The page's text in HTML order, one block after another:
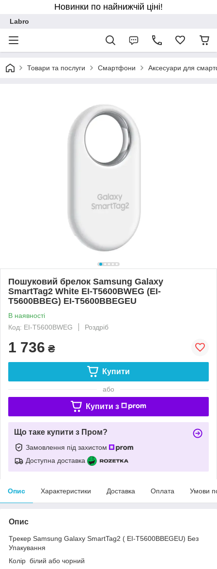
Новинки по найнижчій ціні!
Labro
Товари та послуги Смартфони Аксесуари для
Пошуковий брелок Samsung Galaxy
SmartTag2 White EI-T5600BWEG (EI-
T5600BBEG) EI-T5600BBEGEU
В наявності
Код: EI-T5600BWEG
Роздріб
1 736 ₴
Купити
або
Купити з
Що таке купити з Пром?
Замовлення під захистом
Доступна доставка
Опис Характеристики Доставка Оплата Умови
Опис
Трекер Samsung Galaxy SmartTag2 ( EI-T5600BBEGEU) Без
Упакування
Колір білий або чорний